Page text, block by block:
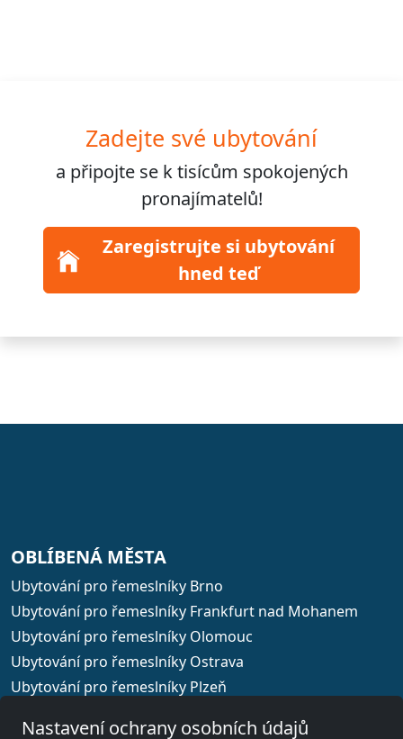
Zadejte své ubytování
a připojte se ktisícům spokojených
pronajímatelů!
Zaregistrujte si ubytování
hned teď
OBLÍBENÁ MĚSTA
Ubytování pro řemeslníky Brno
Ubytování pro řemeslníky Frankfurt nad Mohanem
Ubytování pro řemeslníky Olomouc
Ubytování pro řemeslníky Ostrava
Ubytování pro řemeslníky Plzeň
Nastavení ochrany osobních údajů